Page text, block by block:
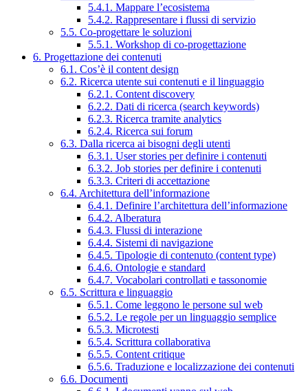
5.4.1. Mappare l’ecosistema
5.4.2. Rappresentare i flussi di servizio
5.5. Co-progettare le soluzioni
5.5.1. Workshop di co-progettazione
6. Progettazione dei contenuti
6.1. Cos’è il content design
6.2. Ricerca utente sui contenuti e il linguaggio
6.2.1. Content discovery
6.2.2. Dati di ricerca (search keywords)
6.2.3. Ricerca tramite analytics
6.2.4. Ricerca sui forum
6.3. Dalla ricerca ai bisogni degli utenti
6.3.1. User stories per definire i contenuti
6.3.2. Job stories per definire i contenuti
6.3.3. Criteri di accettazione
6.4. Architettura dell’informazione
6.4.1. Definire l’architettura dell’informazione
6.4.2. Alberatura
6.4.3. Flussi di interazione
6.4.4. Sistemi di navigazione
6.4.5. Tipologie di contenuto (content type)
6.4.6. Ontologie e standard
6.4.7. Vocabolari controllati e tassonomie
6.5. Scrittura e linguaggio
6.5.1. Come leggono le persone sul web
6.5.2. Le regole per un linguaggio semplice
6.5.3. Microtesti
6.5.4. Scrittura collaborativa
6.5.5. Content critique
6.5.6. Traduzione e localizzazione dei contenuti
6.6. Documenti